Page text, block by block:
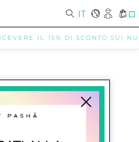
IT 0
IL 15% DI SCONTO SUI